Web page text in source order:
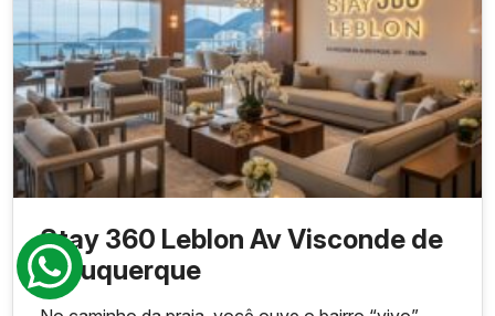
Stay 360 Leblon Av Visconde de
Albuquerque